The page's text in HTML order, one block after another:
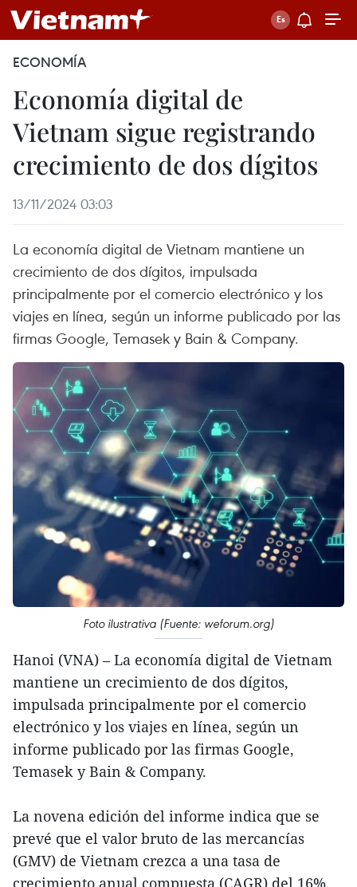
ECONOMÍA
Economía digital de
Vietnam sigue registrando
crecimiento de dos dígitos
13/11/2024 03:03
La economía digital de Vietnam mantiene un
crecimiento de dos dígitos, impulsada
principalmente por el comercio electrónico y los
viajes en línea, según un informe publicado por las
firmas Google, Temasek y Bain & Company.
Foto ilustrativa (Fuente: weforum.org)
Hanoi (VNA) – La economía digital de Vietnam
mantiene un crecimiento de dos dígitos,
impulsada principalmente por el comercio
electrónico y los viajes en línea, según un
informe publicado por las firmas Google,
Temasek y Bain & Company.
La novena edición del informe indica que se
prevé que el valor bruto de las mercancías
(GMV) de Vietnam crezca a una tasa de
crecimiento anual compuesta (CAGR) del 16%,